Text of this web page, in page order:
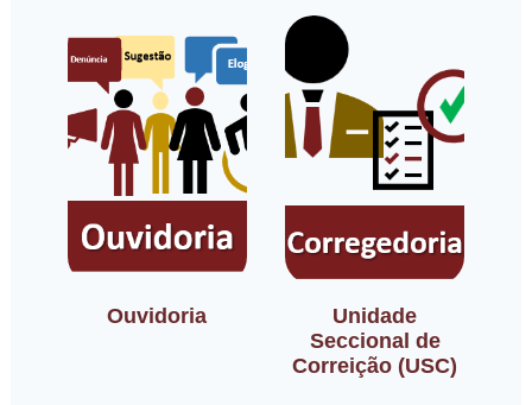
Ouvidoria
Unidade
Seccional de
Correição (USC)